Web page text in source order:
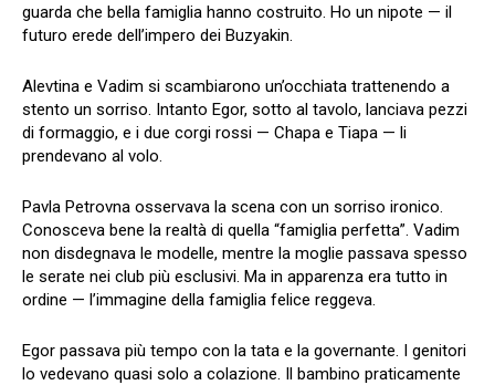
guarda che bella famiglia hanno costruito. Ho un nipote — il
futuro erede dell’impero dei Buzyakin.
Alevtina e Vadim si scambiarono un’occhiata trattenendo a
stento un sorriso. Intanto Egor, sotto al tavolo, lanciava pezzi
di formaggio, e i due corgi rossi — Chapa e Tiapa — li
prendevano al volo.
Pavla Petrovna osservava la scena con un sorriso ironico.
Conosceva bene la realtà di quella “famiglia perfetta”. Vadim
non disdegnava le modelle, mentre la moglie passava spesso
le serate nei club più esclusivi. Ma in apparenza era tutto in
ordine — l’immagine della famiglia felice reggeva.
Egor passava più tempo con la tata e la governante. I genitori
lo vedevano quasi solo a colazione. Il bambino praticamente